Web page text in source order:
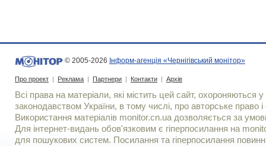
© 2005-2026 Інформ-агенція «Чернігівський монітор»
Про проект | Реклама | Партнери | Контакти | Архів
Всі права на матеріали, які містить цей сайт, охороняються у
законодавством України, в тому числі, про авторське право і
Використання матерiалiв monitor.cn.ua дозволяється за
Для iнтернет-видань обов'язковим є гiперпосилання на
для пошукових систем. Посилання та гіперпосилання